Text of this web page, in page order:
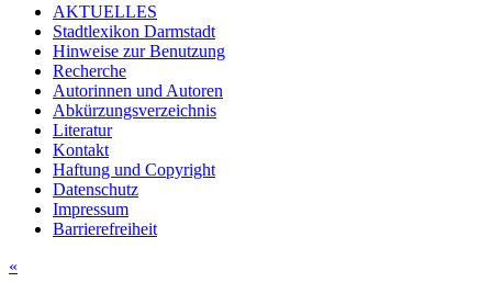
AKTUELLES
Stadtlexikon Darmstadt
Hinweise zur Benutzung
Recherche
Autorinnen und Autoren
Abkürzungsverzeichnis
Literatur
Kontakt
Haftung und Copyright
Datenschutz
Impressum
Barrierefreiheit
«